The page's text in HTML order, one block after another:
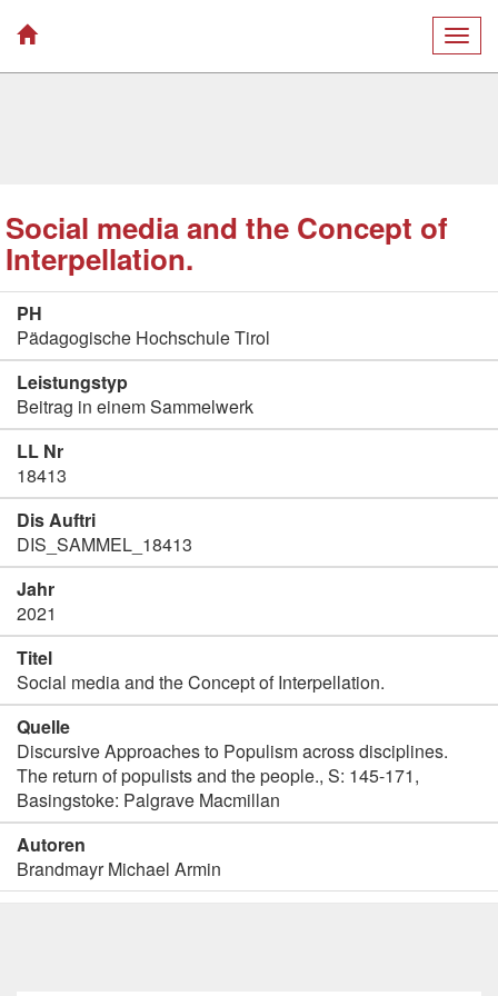
Social media and the Concept of
Interpellation.
PH
Pädagogische Hochschule Tirol
Leistungstyp
Beitrag in einem Sammelwerk
LL Nr
18413
Dis Auftri
DIS_SAMMEL_18413
Jahr
2021
Titel
Social media and the Concept of Interpellation.
Quelle
Discursive Approaches to Populism across disciplines.
The return of populists and the people., S: 145-171,
Basingstoke: Palgrave Macmillan
Autoren
Brandmayr Michael Armin